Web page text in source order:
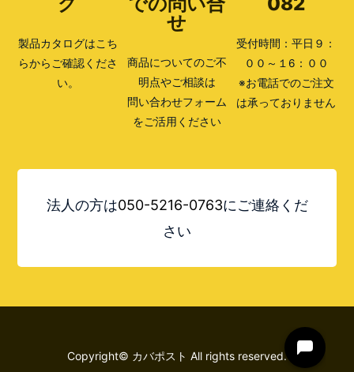
製品カタログはこち
らからご確認くださ
い。
せ
商品についてのご不
明点やご相談は
問い合わせフォーム
をご活用ください
受付時間：平日９：
００～１6：００
※お電話でのご注文
は承っておりません
法人の方は050-5216-0763にご連絡くだ
さい
Copyright© カバポスト All rights reserved.